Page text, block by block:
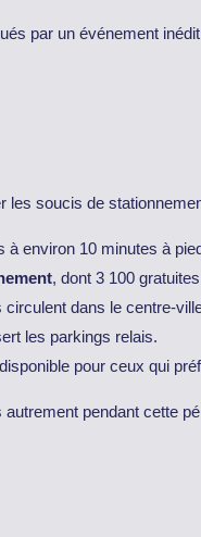
par un événement
les soucis de
à environ 10 minutes à
, dont 3 100
dans le centre-
les parkings relais.
pour ceux qui
pendant cette